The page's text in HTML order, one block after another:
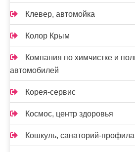
Клевер, автомойка
Колор Крым
Компания по химчистке и
автомобилей
Корея-сервис
Космос, центр здоровья
Кошкуль, санаторий-